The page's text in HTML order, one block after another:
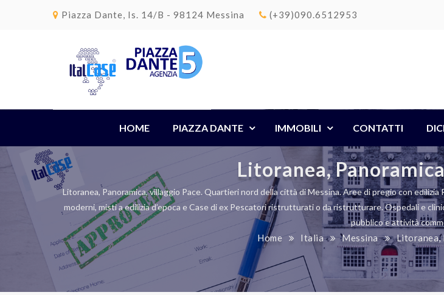
Piazza Dante, Is. 14/B - 98124 Messina (+39)090.6512953
HOME PIAZZA DANTE IMMOBILI CONTATTI
Litoranea,
Litoranea, Panoramica, villaggio Pace. Quartieri nord della città di Messina. Aree di pregio con
moderni, misti a edilizia d’epoca e Case di ex Pescatori ristrutturati o da ristrutturare. Ospedali e
pubblico e attività
Home Italia Messina Litoranea,